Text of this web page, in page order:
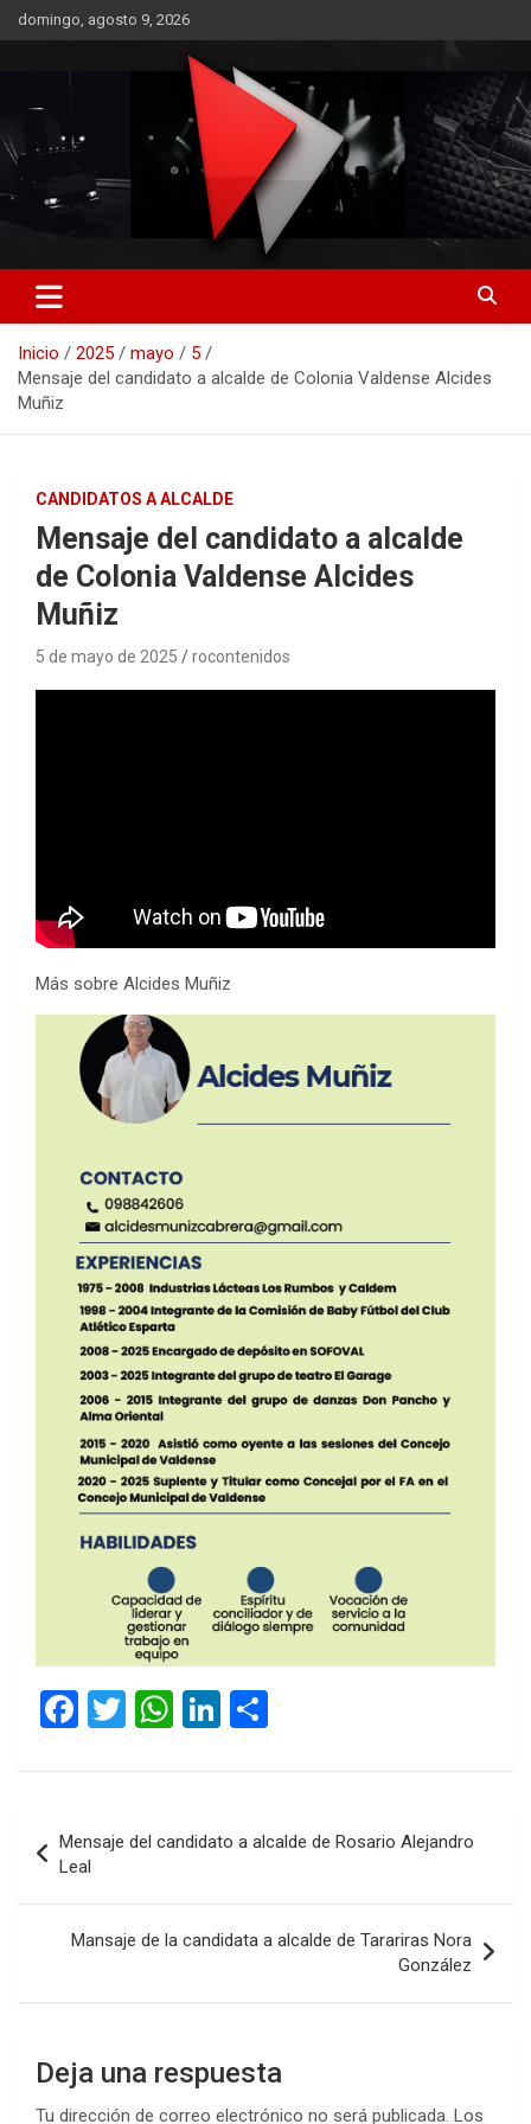
Saltar
al
domingo, agosto 9, 2026
RO CONTENIDOS
Inicio 2025 mayo
5
Mensaje del candidato a alcalde de Colonia Valdense Alcides
Muñiz
CANDIDATOS A ALCALDE
Mensaje del candidato a alcalde
de Colonia Valdense Alcides
Muñiz
5 de mayo de 2025 rocontenidos
Más sobre Alcides Muñiz
F
ce
o
o
k
T
tt
er
W
at
s
A
p
p
Li
ke
n
m
p
ar
tir
de
entradas
Mensaje del candidato a alcalde de Rosario Alejandro
Leal
Mansaje de la candidata a alcalde de Tarariras Nora
González
Deja una respuesta
Tu dirección de correo electrónico no será publicada. Los